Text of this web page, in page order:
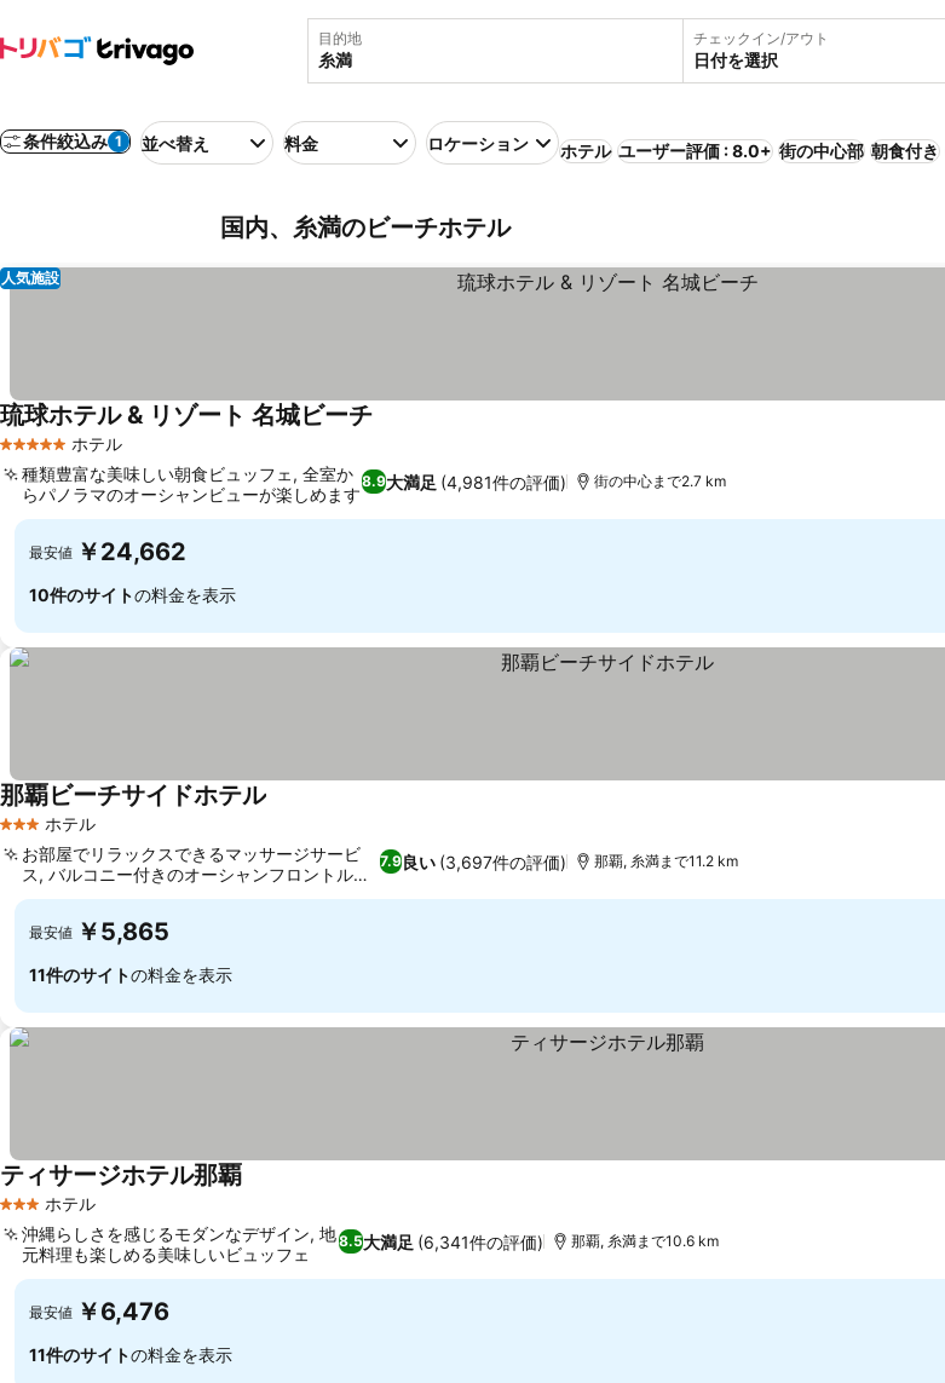
目的地 チェックイン/アウト
日付を選択
条件絞込み 1 並べ替え 料金 ロケーション ホテル ユーザー評価 : 8.0+ 街の中心部 朝食付き
国内、糸満のビーチホテル
人気施設
5 ホテルのランク
ホテル
琉球ホテル & リゾート 名城ビーチ
8.9大満足 (4,981件の評価)
種類豊富な美味しい朝食ビュッフェ, 全室か
らパノラマのオーシャンビューが楽しめます
街の中心まで2.7 km
最安値 ￥24,662
10件のサイトの料金を表示
3 ホテルのランク
ホテル
那覇ビーチサイドホテル
7.9良い (3,697件の評価)
お部屋でリラックスできるマッサージサービ
ス, バルコニー付きのオーシャンフロントルー
ム
那覇, 糸満まで11.2 km
最安値 ￥5,865
11件のサイトの料金を表示
3 ホテルのランク
ホテル
ティサージホテル那覇料金を表示
8.5大満足 (6,341件の評価)
沖縄らしさを感じるモダンなデザイン, 地
元料理も楽しめる美味しいビュッフェ
那覇, 糸満まで10.6 km
最安値 ￥6,476
11件のサイトの料金を表示